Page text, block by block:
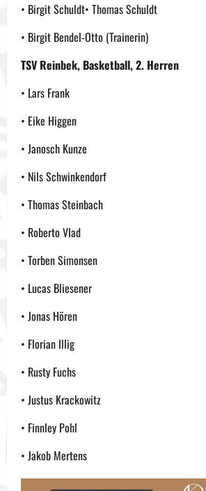
• Birgit Schuldt• Thomas Schuldt
• Birgit Bendel-Otto (Trainerin)
TSV Reinbek, Basketball, 2. Herren
• Lars Frank
• Eike Higgen
• Janosch Kunze
• Nils Schwinkendorf
• Thomas Steinbach
• Roberto Vlad
• Torben Simonsen
• Lucas Bliesener
• Jonas Hören
• Florian Illig
• Rusty Fuchs
• Justus Krackowitz
• Finnley Pohl
• Jakob Mertens